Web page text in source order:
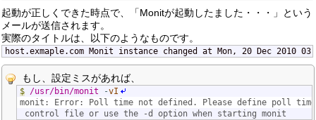
起動が正しくできた時点で、「Monitが起動したました・・・」という
メールが送信されます。
実際のタイトルは、以下のようなものです。
host.exmaple.com Monit instance changed at Mon, 20 Dec 2010
もし、設定ミスがあれば、
$ /usr/bin/monit -vI
monit: Error: Poll time not defined. Please define poll
control file or use the -d option when starting monit